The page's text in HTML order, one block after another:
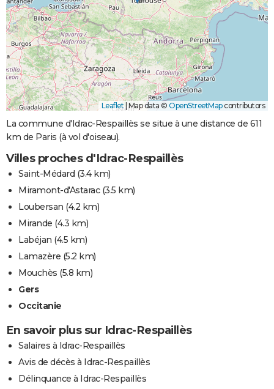
Leaflet | Map data © OpenStreetMapcontributors
La commune d'Idrac-Respaillès se situe à une distance de 611
km de Paris (à vol d'oiseau).
Villes proches d'Idrac-Respaillès
Saint-Médard (3.4 km)
Miramont-d'Astarac(3.5 km)
Loubersan (4.2 km)
Mirande (4.3 km)
Labéjan (4.5 km)
Lamazère (5.2 km)
Mouchès (5.8 km)
Gers
Occitanie
En savoir plus sur Idrac-Respaillès
Salaires à Idrac-Respaillès
Avis de décès à Idrac-Respaillès
Délinquance à Idrac-Respaillès